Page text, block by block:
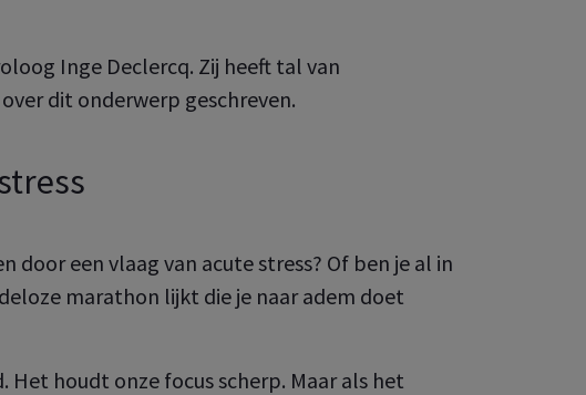
Inge Declercq. Zij heeft tal van
dit onderwerp geschreven.
door een vlaag van acute stress? Of ben je al in
marathon lijkt die je naar adem doet
Het houdt onze focus scherp. Maar als het